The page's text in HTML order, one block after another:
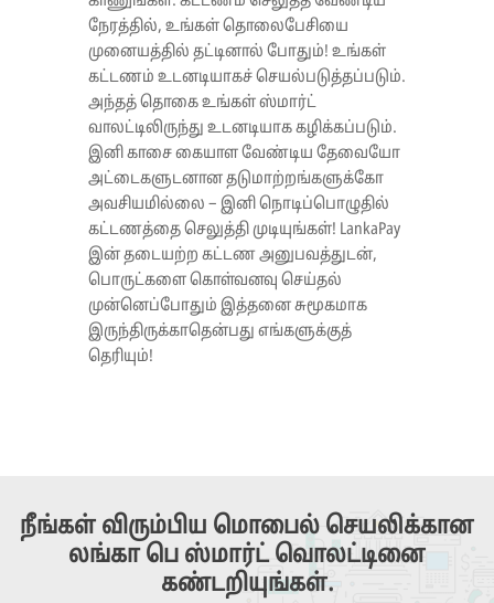
நேரத்தில், உங்கள் தொலைபேசியை
முனையத்தில் தட்டினால் போதும்! உங்கள்
கட்டணம் உடனடியாகச் செயல்படுத்தப்படும்.
அந்தத் தொகை உங்கள் ஸ்மார்ட்
வாலட்டிலிருந்து உடனடியாக கழிக்கப்படும்.
இனி காசை கையாள வேண்டிய தேவையோ
அட்டைகளுடனான தடுமாற்றங்களுக்கோ
அவசியமில்லை – இனி நொடிப்பொழுதில்
கட்டணத்தை செலுத்தி முடியுங்கள்! LankaPay
இன் தடையற்ற கட்டண அனுபவத்துடன்,
பொருட்களை கொள்வனவு செய்தல்
முன்னெப்போதும் இத்தனை சுமூகமாக
இருந்திருக்காதென்பது எங்களுக்குத்
தெரியும்!
நீங்கள் விரும்பிய மொபைல் செயலிக்கான
லங்கா பெ ஸ்மார்ட் வொலட்டினை
கண்டறியுங்கள்.